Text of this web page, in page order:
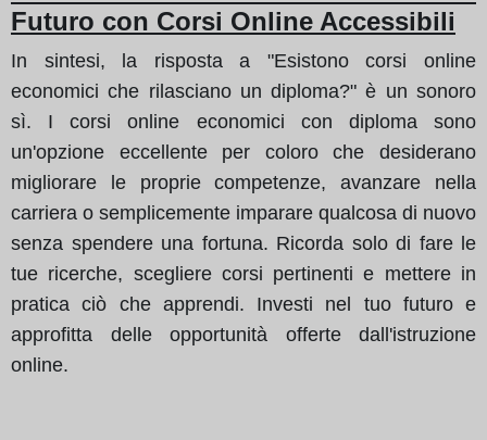
Futuro con Corsi Online Accessibili
In sintesi, la risposta a "Esistono corsi online
economici che rilasciano un diploma?" è un sonoro
sì. I corsi online economici con diploma sono
un'opzione eccellente per coloro che desiderano
migliorare le proprie competenze, avanzare nella
carriera o semplicemente imparare qualcosa di nuovo
senza spendere una fortuna. Ricorda solo di fare le
tue ricerche, scegliere corsi pertinenti e mettere in
pratica ciò che apprendi. Investi nel tuo futuro e
approfitta delle opportunità offerte dall'istruzione
online.